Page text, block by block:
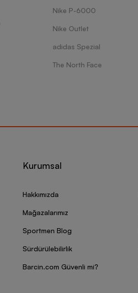
Nike P-6000
Nike Outlet
adidas Spezial
The North Face
Kurumsal
Hakkımızda
Mağazalarımız
Sportmen Blog
Sürdürülebilirlik
Barcin.com Güvenli mi?